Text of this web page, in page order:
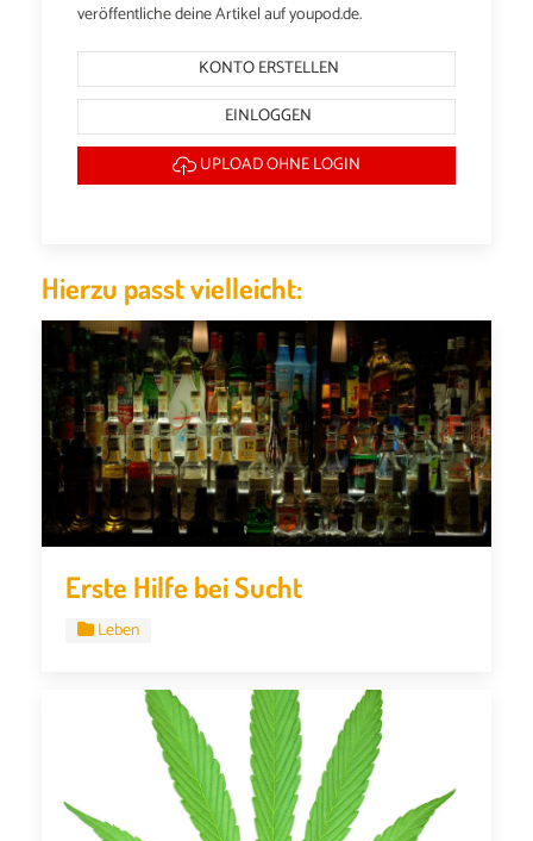
veröffentliche deine Artikel auf youpod.de.
KONTO ERSTELLEN
EINLOGGEN
UPLOAD OHNE LOGIN
Hierzu passt vielleicht:
Erste Hilfe bei Sucht
Leben